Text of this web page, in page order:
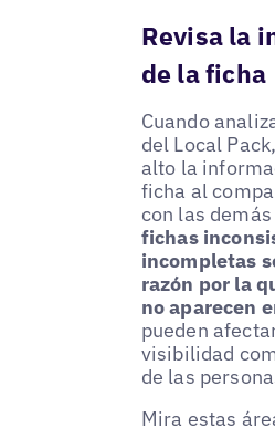
Revisa la
de la ficha
Cuando
del Local
alto la
ficha al
con las
fichas
incompletas
razón por la
no aparecen
pueden
visibilidad
de las
Mira estas